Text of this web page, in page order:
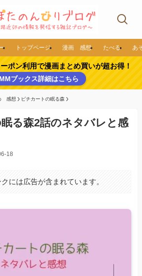
トップページ 漫画 感想 たべる あ
ポン利用で漫画まとめ買いが超お得！
ブックス詳細はこちら
感想 ピチカートの眠る森
る森2話のネタバレと感
18
には広告が含まれています。